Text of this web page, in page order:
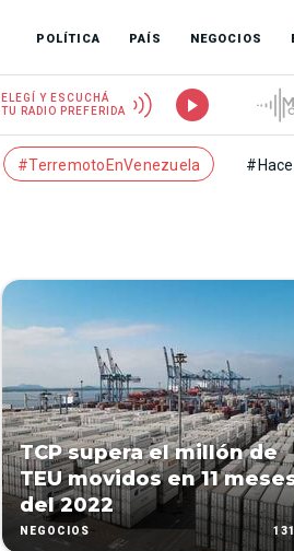
POLÍTICA PAÍS NEGOCIOS
ELEGÍ Y ESCUCHÁ
TU RADIO PREFERIDA
#TerremotoEnVenezuela
TCP supera el millón de
TEU movidos en 11
del 2022
NEGOCIOS